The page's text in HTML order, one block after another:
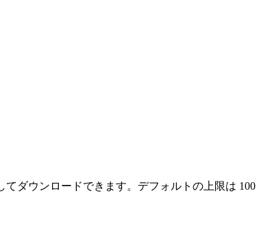
てダウンロードできます。デフォルトの上限は 100